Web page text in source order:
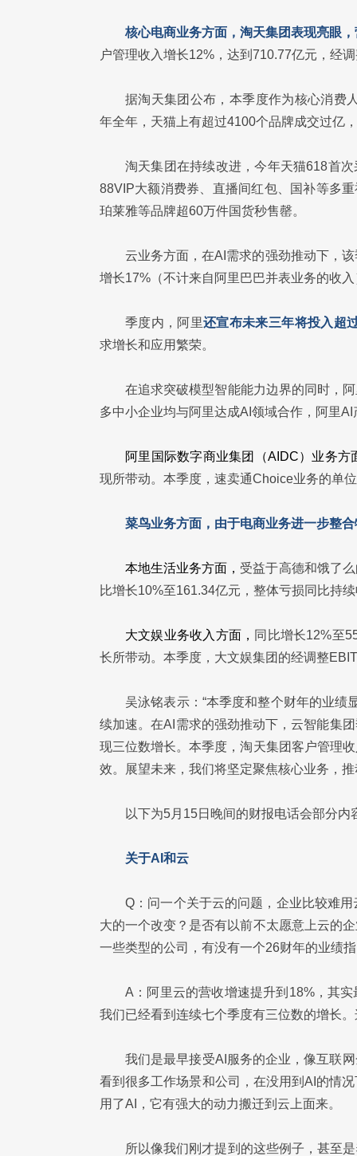
核心电商业务方面，淘天集团表现亮眼
户管理收入增长12%，达到710.77亿元，经
据淘天集团公布，本季度作为核心消费
年全年，天猫上有超过4100个品牌成交过亿
淘天集团在持续改进，今年天猫618首
88VIP大额消费券、直播间红包、国补等多
珀莱雅等品牌超60万件国货秒售罄。
云业务方面，在AI需求的强劲推动下，
增长17%（不计来自阿里巴巴并表业务的收
季度内，阿里还宣布未来三年将投入超
求增长和应用繁荣。
在追求突破模型智能能力边界的同时，
多中小企业均与阿里达成AI领域合作，阿里
阿里国际数字商业集团（AIDC）业务方
现所带动。本季度，速卖通Choice业务的单
菜鸟业务方面， 由于电商业务进一步整
本地生活业务方面， 受益于高德和饿了
比增长10%至161.34亿元，整体亏损同比持
大文娱业务收入方面， 同比增长12%至
长所带动。本季度，大文娱集团的经调整
吴泳铭表示：“本季度和整个财年的业绩
续加速。在AI需求的强劲推动下，云智能集
现三位数增长。本季度，淘天集团客户管理
效。展望未来，我们将坚定聚焦核心业务，
以下为5月15日晚间的财报电话会部分
关于AI和云
Q：问一个关于云的问题，企业比较难
大的一个改变？是否有以前不太愿意上云的
一些类型的公司，有没有一个26财年的业绩
A：阿里云的营收增速提升到18%，其
我们已经看到连续七个季度有三位数的增长
我们是最早接受AI服务的企业，像互联
看到很多工作场景和公司，在没用到AI的情
用了AI，它有强大的动力搬迁到云上面来。
所以像我们刚才提到的这些例子，甚至